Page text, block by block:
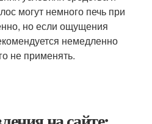
могут немного печь при
но если ощущения
немедленно
не применять.